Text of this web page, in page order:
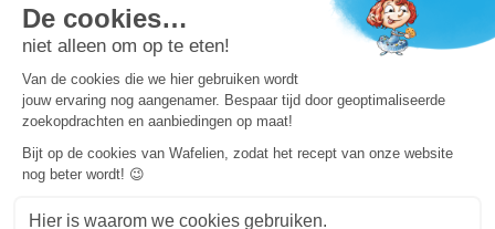
Bij Capfun solliciteren
Veelgestelde vragen
Dutchbox Vakantiepark
Superdeals
Capfun in de media
Carabouille.nl
Wettelijke bepalingen
Algemene reisvoorwaarden
Persvragen? mail persvragen@capfun.com